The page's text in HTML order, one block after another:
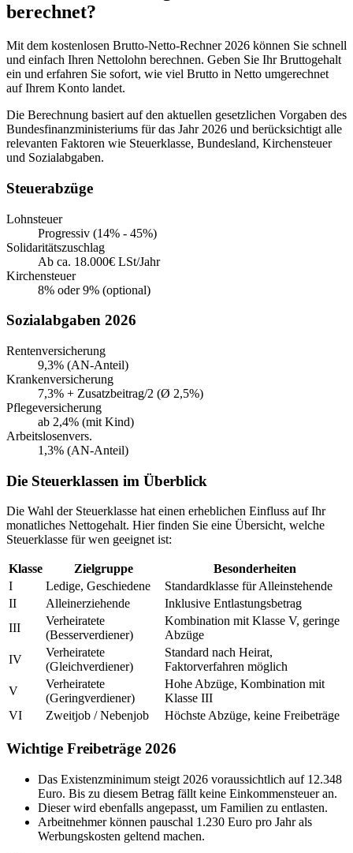
berechnet?
Mit dem kostenlosen Brutto-Netto-Rechner 2026 können Sie schnell
und einfach Ihren Nettolohn berechnen. Geben Sie Ihr Bruttogehalt
ein und erfahren Sie sofort, wie viel Brutto in Netto umgerechnet
auf Ihrem Konto landet.
Die Berechnung basiert auf den aktuellen gesetzlichen Vorgaben des
Bundesfinanzministeriums für das Jahr 2026 und berücksichtigt alle
relevanten Faktoren wie Steuerklasse, Bundesland, Kirchensteuer
und Sozialabgaben.
Steuerabzüge
Lohnsteuer
Progressiv (14% - 45%)
Solidaritätszuschlag
Ab ca. 18.000€ LSt/Jahr
Kirchensteuer
8% oder 9% (optional)
Sozialabgaben 2026
Rentenversicherung
9,3% (AN-Anteil)
Krankenversicherung
7,3% + Zusatzbeitrag/2 (Ø 2,5%)
Pflegeversicherung
ab 2,4% (mit Kind)
Arbeitslosenvers.
1,3% (AN-Anteil)
Die Steuerklassen im Überblick
Die Wahl der Steuerklasse hat einen erheblichen Einfluss auf Ihr
monatliches Nettogehalt. Hier finden Sie eine Übersicht, welche
Steuerklasse für wen geeignet ist:
Klasse Zielgruppe
Besonderheiten
I
Ledige, Geschiedene
Standardklasse für Alleinstehende
II
Alleinerziehende
Inklusive Entlastungsbetrag
III
Verheiratete
(Besserverdiener)
Kombination mit Klasse V, geringe
Abzüge
IV
Verheiratete
(Gleichverdiener)
Standard nach Heirat,
Faktorverfahren möglich
V
Verheiratete
(Geringverdiener)
Hohe Abzüge, Kombination mit
Klasse III
VI
Zweitjob / Nebenjob Höchste Abzüge, keine Freibeträge
Wichtige Freibeträge 2026
Das Existenzminimum steigt 2026 voraussichtlich auf 12.348
Euro. Bis zu diesem Betrag fällt keine Einkommensteuer an.
Dieser wird ebenfalls angepasst, um Familien zu entlasten.
Arbeitnehmer können pauschal 1.230 Euro pro Jahr als
Werbungskosten geltend machen.